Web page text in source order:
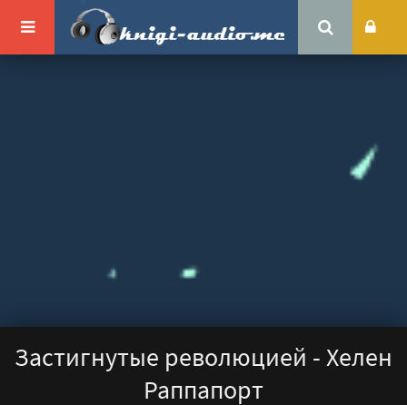
Застигнутые революцией - Хелен
Раппапорт